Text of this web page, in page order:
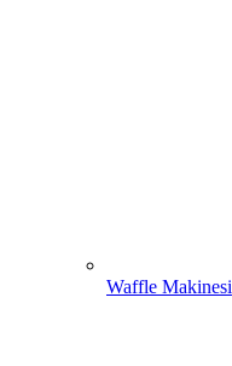
Waffle Makinesi